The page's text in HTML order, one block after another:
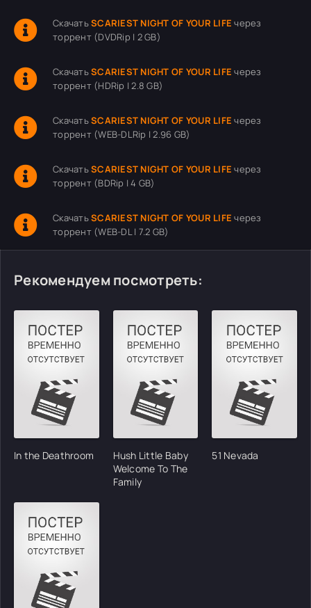
СкачатьSCARIEST NIGHT OF YOUR LIFE через
торрент (DVDRip | 2 GB)
СкачатьSCARIEST NIGHT OF YOUR LIFE через
торрент (HDRip | 2.8 GB)
СкачатьSCARIEST NIGHT OF YOUR LIFE через
торрент (WEB-DLRip | 2.96 GB)
СкачатьSCARIEST NIGHT OF YOUR LIFE через
торрент (BDRip | 4 GB)
СкачатьSCARIEST NIGHT OF YOUR LIFE через
торрент (WEB-DL | 7.2 GB)
Рекомендуем посмотреть:
In the Deathroom
Hush Little Baby
Welcome To The
Family
51 Nevada